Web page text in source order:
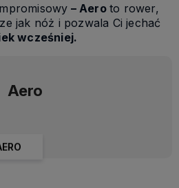
– Aeroto rower,
jak nóż i pozwala Ci jechać
wcześniej.
Aero